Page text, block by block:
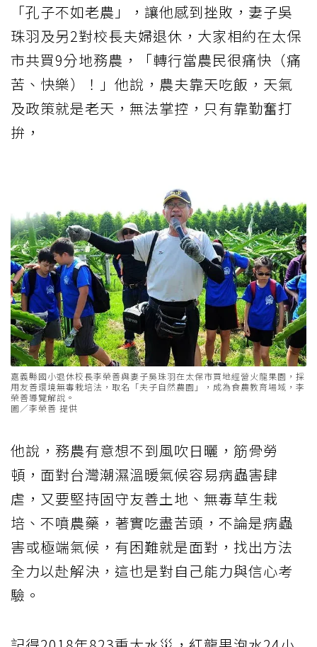
「孔子不如老農」，讓他感到挫敗，妻子吳
珠羽及另2對校長夫婦退休，大家相約在太保
市共買9分地務農，「轉行當農民很痛快（痛
苦、快樂）！」他說，農夫靠天吃飯，天氣
及政策就是老天，無法掌控，只有靠勤奮打
拚，
嘉義縣國小退休校長李榮善與妻子吳珠羽在太保市買地經營火龍果園，採
用友善環境無毒栽培法，取名「夫子自然農園」，成為食農教育場域，李
榮善導覽解說。
圖／李榮善 提供
他說，務農有意想不到風吹日曬，筋骨勞
頓，面對台灣潮濕溫暖氣候容易病蟲害肆
虐，又要堅持固守友善土地、無毒草生栽
培、不噴農藥，著實吃盡苦頭，不論是病蟲
害或極端氣候，有困難就是面對，找出方法
全力以赴解決，這也是對自己能力與信心考
驗。